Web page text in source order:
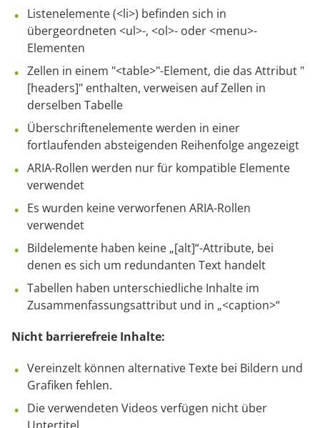
Listenelemente (<li>) befinden sich in
übergeordneten <ul>-, <ol>- oder <menu>-
Elementen
Zellen in einem "<table>"-Element, die das Attribut "
[headers]" enthalten, verweisen auf Zellen in
derselben Tabelle
Überschriftenelemente werden in einer
fortlaufenden absteigenden Reihenfolge angezeigt
ARIA-Rollen werden nur für kompatible Elemente
verwendet
Es wurden keine verworfenen ARIA-Rollen
verwendet
Bildelemente haben keine „[alt]“-Attribute, bei
denen es sich um redundanten Text handelt
Tabellen haben unterschiedliche Inhalte im
Zusammenfassungsattribut und in „<caption>“
Nicht barrierefreie Inhalte:
Vereinzelt können alternative Texte bei Bildern und
Grafiken fehlen.
Die verwendeten Videos verfügen nicht über